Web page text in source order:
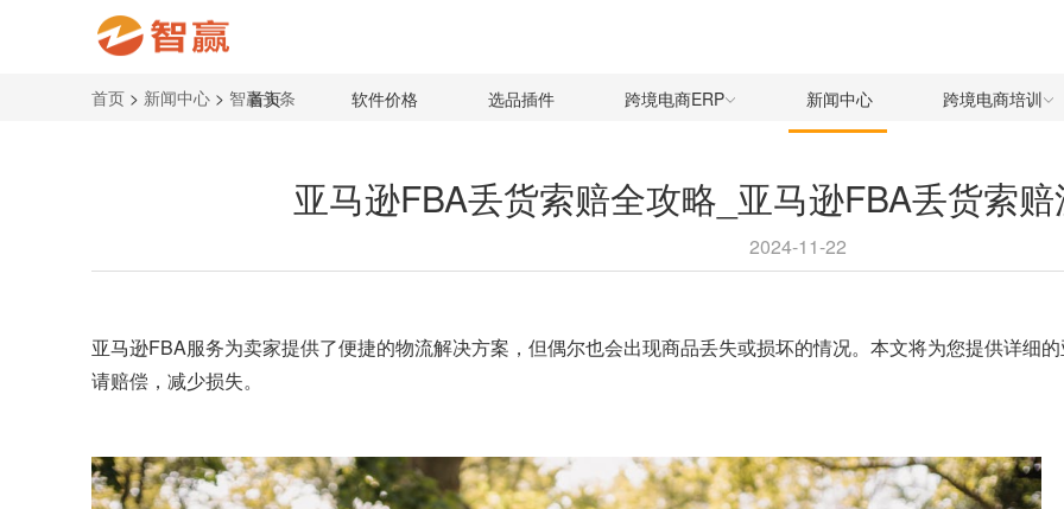
首页 软件价格 选品插件 跨境电商ERP 新闻中心 跨境电商培训
首页 > 新闻中心 > 智赢头条
亚马逊FBA丢货索赔全攻略_亚马逊FBA丢货索
2024-11-22
亚马逊FBA服务为卖家提供了便捷的物流解决方案，但偶尔也会出现商品丢失或损坏的情况。本文将为您提供详细的
请赔偿，减少损失。